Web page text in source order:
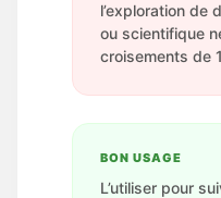
l’exploration de
ou scientifique
croisements de
BON USAGE
L’utiliser pour